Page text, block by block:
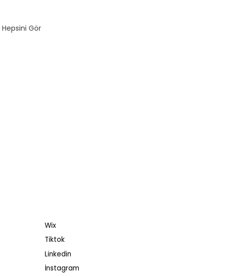
Hepsini Gör
Wix
Tiktok
Linkedin
İnstagram